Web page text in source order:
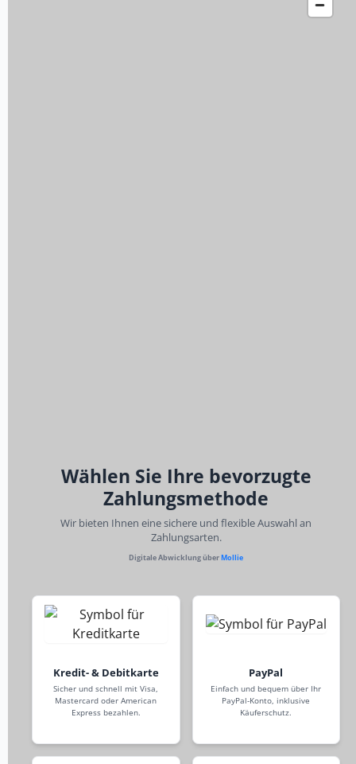
Wählen Sie Ihre bevorzugte
Zahlungsmethode
Wir bieten Ihnen eine sichere und flexible Auswahl an
Zahlungsarten.
Digitale Abwicklung überMollie
Kredit- & Debitkarte
Sicher und schnell mit Visa,
Mastercard oder American
Express bezahlen.
PayPal
Einfach und bequem über Ihr
PayPal-Konto, inklusive
Käuferschutz.